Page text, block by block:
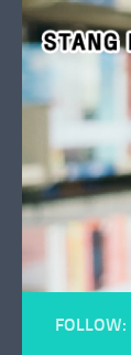
Skip to
FOLLOW: